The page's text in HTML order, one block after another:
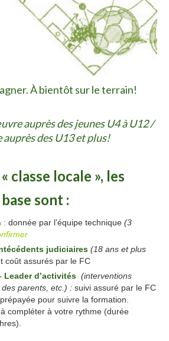
À bientôt sur le terrain!
auprès des jeunes U4 à U12 /
des U13 et plus!
classe locale », les
sont :
: donnée par l’équipe technique (3
judiciaires (18 ans et plus
coût assurés par le FC
Leader d’activités (interventions
parents, etc.) : suivi assuré par le FC
pour suivre la formation.
compléter à votre rythme (durée